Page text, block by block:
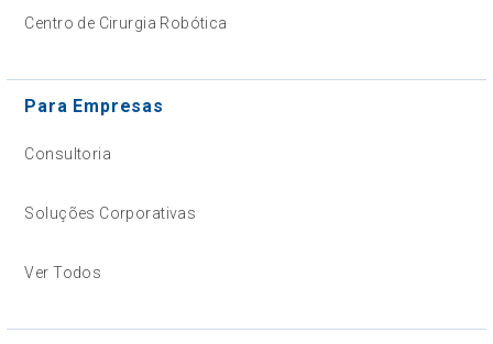
Centro de Cirurgia Robótica
Para Empresas
Consultoria
Soluções Corporativas
Ver Todos